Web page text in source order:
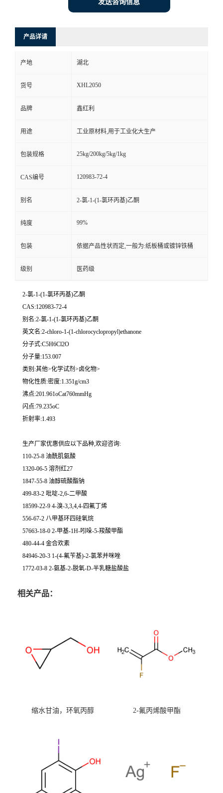
发送咨询信息
产品详请
产地 湖北
货号 XHL2050
品牌 鑫红利
用途 工业原材料,用于工业化大生产
包装规格 25kg/200kg/5kg/1kg
CAS编号 120983-72-4
别名 2-氯-1-(1-氯环丙基)乙酮
纯度 99%
包装 依据产品性状而定,一般为:纸板桶或镀锌铁桶
级别 医药级
2-氯-1-(1-氯环丙基)乙酮
CAS:120983-72-4
别名:2-氯-1-(1-氯环丙基)乙酮
英文名:2-chloro-1-(1-chlorocyclopropyl)ethanone
分子式:C5H6Cl2O
分子量:153.007
类别:其他>化学试剂>卤化物>
物化性质:密度:1.351g/cm3
沸点:201.961oCat760mmHg
闪点:79.235oC
折射率:1.493
生产厂家优惠供应以下品种,欢迎咨询:
110-25-8 油酰肌氨酸
1320-06-5 溶剂红27
1847-55-8 油醇硫酸酯钠
499-83-2 吡啶-2,6-二甲酸
18599-22-9 4-溴-3,3,4,4-四氟丁烯
556-67-2 八甲基环四硅氧烷
57663-18-0 2-甲基-1H-吲哚-5-羧酸甲酯
480-44-4 金合欢素
84946-20-3 1-(4-氟苄基)-2-氯苯并咪唑
1772-03-8 2-氨基-2-脱氧-D-半乳糖盐酸盐
相关产品：
缩水甘油，环氧丙醇 2-氟丙烯酸甲酯